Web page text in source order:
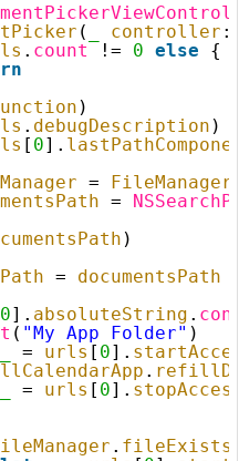
( controller
. count != 0 else
{
)
. debugDescription )
[ 0].
= FileManager
=
)
= documentsPath
0]. absoluteString .
( "My App Folder" )
= urls [ 0].
.
= urls [ 0].
. fileExists